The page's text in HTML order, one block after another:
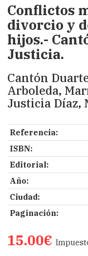
Conflictos
divorcio y
hijos.-
Justicia.
Cantón
Arboleda,
Justicia Díaz,
Referencia:
ISBN:
Editorial:
Año:
Ciudad:
Paginación:
15.00€